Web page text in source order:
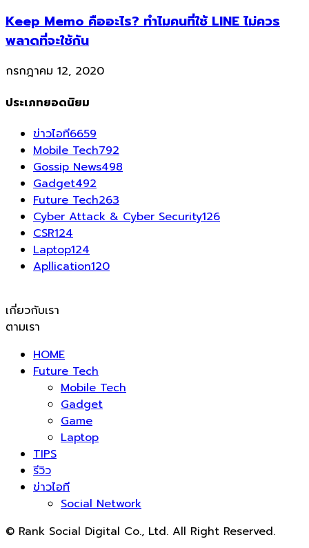
Keep Memo คืออะไร? ทำไมคนที่ใช้ LINE ไม่ควร
พลาดที่จะใช้กัน
กรกฎาคม 12, 2020
ประเภทยอดนิยม
ข่าวไอที6659
Mobile Tech792
Gossip News498
Gadget492
Future Tech263
Cyber Attack & Cyber Security126
CSR124
Laptop124
Apllication120
เกี่ยวกับเรา
ตามเรา
HOME
Future Tech
Mobile Tech
Gadget
Game
Laptop
TIPS
รีวิว
ข่าวไอที
Social Network
© Rank Social Digital Co., Ltd. All Right Reserved.